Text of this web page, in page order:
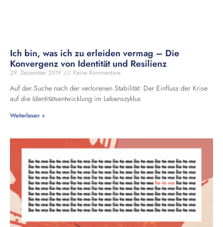
Ich bin, was ich zu erleiden vermag – Die
Konvergenz von Identität und Resilienz
29. Dezember 2019 Keine Kommentare
Auf der Suche nach der verlorenen Stabilität: Der Einfluss der Krise
auf die Identitätsentwicklung im Lebenszyklus
Weiterlesen »